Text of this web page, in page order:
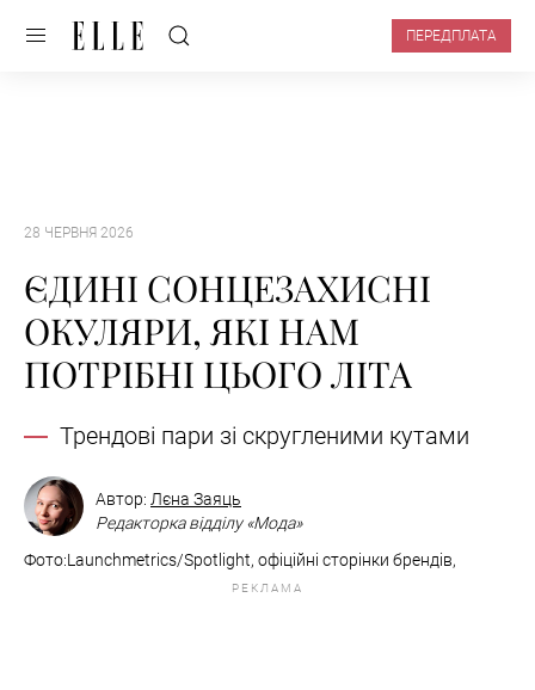
ПЕРЕДПЛАТА
28 ЧЕРВНЯ 2026
ЄДИНІ СОНЦЕЗАХИСНІ
ОКУЛЯРИ, ЯКІ НАМ
ПОТРІБНІ ЦЬОГО ЛІТА
Трендові пари зі скругленими кутами
Автор: Лєна Заяць
Редакторка відділу «Мода»
Фото:Launchmetrics/Spotlight, офіційні сторінки брендів,
РЕКЛАМА